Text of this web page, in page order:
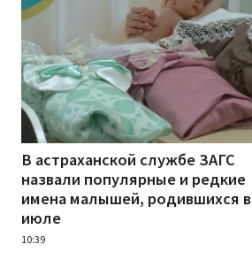
В астраханской службе ЗАГС
назвали популярные и редкие
имена малышей, родившихся в
июле
10:39